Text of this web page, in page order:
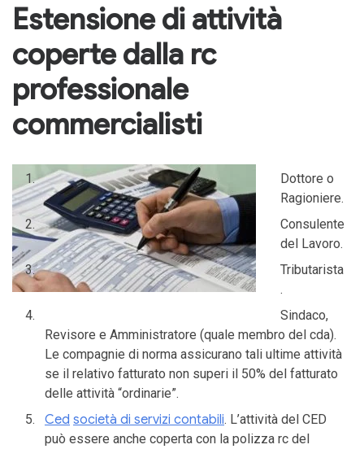
Estensione di attività
coperte dalla rc
professionale
commercialisti
Dottore o
Ragioniere.
Consulente
del Lavoro.
Tributarista
.
Sindaco,
Revisore e Amministratore (quale membro del cda).
Le compagnie di norma assicurano tali ultime attività
se il relativo fatturato non superi il 50% del fatturato
delle attività “ordinarie”.
Ced società di servizi contabili. L’attività del CED
può essere anche coperta con la polizza rc del